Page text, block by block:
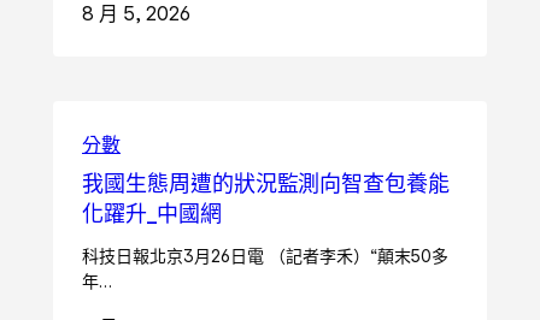
8 月 5, 2026
分數
我國生態周遭的狀況監測向智查包養能
化躍升_中國網
科技日報北京3月26日電 （記者李禾）“顛末50多
年…